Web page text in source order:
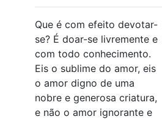
Que é com efeito devotar-
se? É doar-se livremente e
com todo conhecimento.
Eis o sublime do amor, eis
o amor digno de uma
nobre e generosa criatura,
e não o amor ignorante e